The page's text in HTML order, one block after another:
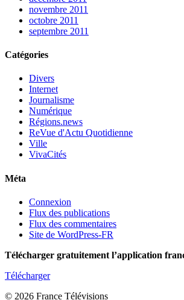
novembre 2011
octobre 2011
septembre 2011
Catégories
Divers
Internet
Journalisme
Numérique
Régions.news
ReVue d'Actu Quotidienne
Ville
VivaCités
Méta
Connexion
Flux des publications
Flux des commentaires
Site de WordPress-FR
Télécharger gratuitement l’application
Télécharger
© 2026 France Télévisions